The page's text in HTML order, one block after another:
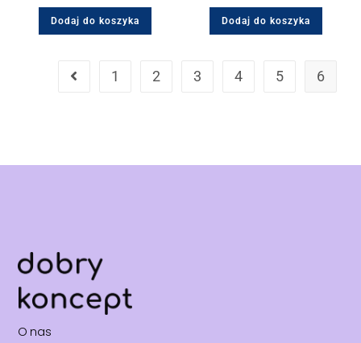
Dodaj do koszyka Dodaj do koszyka
1 2 3 4 5 6
O nas